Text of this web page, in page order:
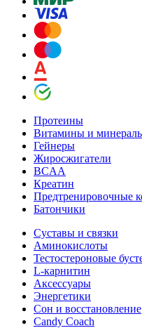
Протеины
Витамины и
Гейнеры
Жиросжигатели
BCAA
Креатин
Предтренировочные
Батончики
Суставы и связки
Аминокислоты
Тестостероновые
L-карнитин
Аксессуары
Энергетики
Сон и восстановление
Candy Coach